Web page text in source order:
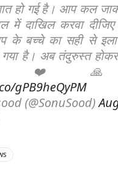
हो गई है। आप कल
में दाखिल करवा
के बच्चे का सही से
गया है। अब तंदुरुस्त
gPB9heQyPM
(@SonuSood)